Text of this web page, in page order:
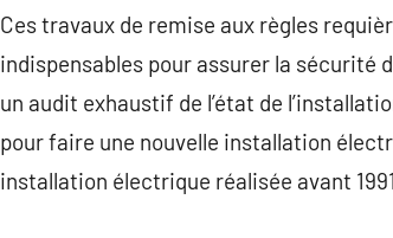
Ces travaux de remise aux règles
indispensables pour assurer la sécurité
un audit exhaustif de l’état de
pour faire une nouvelle installation
installation électrique réalisée avant